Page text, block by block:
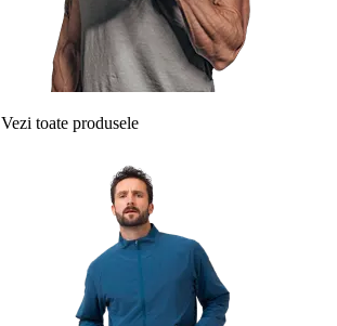
Vezi toate produsele